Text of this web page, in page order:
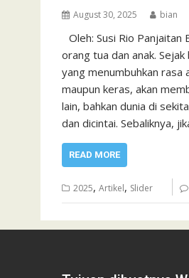
August 30, 2025 bian
Oleh: Susi Rio Panjaitan
orang tua dan anak.
yang menumbuhkan rasa
maupun keras, akan
lain, bahkan dunia di
dan dicintai. Sebaliknya,
READ MORE
2025, Artikel, Slider